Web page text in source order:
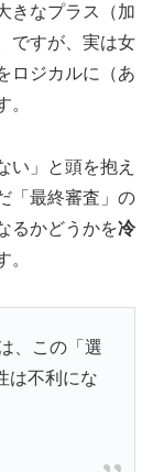
きなプラス（加
ですが、実は女
ロジカルに（あ
。
い」と頭を抱え
「最終審査」の
るかどうかを冷
。
、この「選
は不利にな